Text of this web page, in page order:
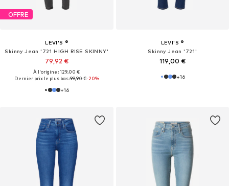
OFFRE
LEVI'S ®
Skinny Jean '721 HIGH RISE SKINNY'
79,92 €
À l'origine : 129,00 €
Dernier prix le plus bas :99,90 €-20%
+16
LEVI'S ®
Skinny Jean '721'
119,00 €
+16